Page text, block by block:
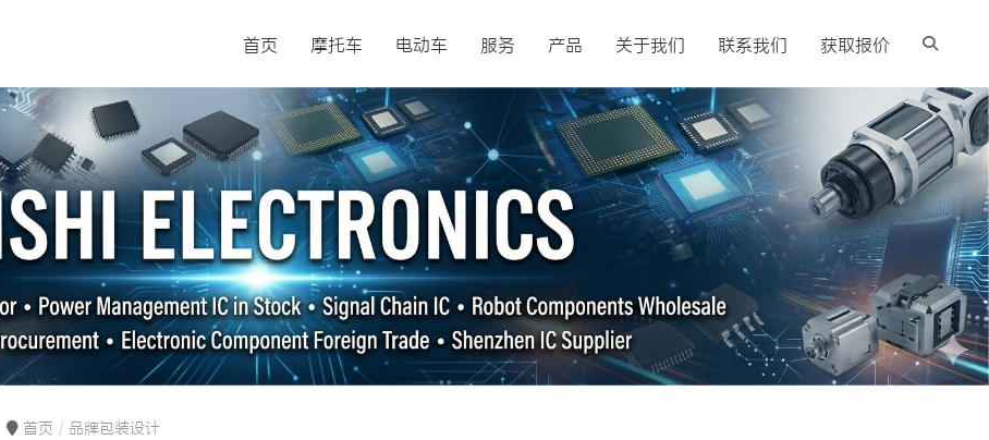
首页 摩托车 电动车 服务 产品 关于我们 联系我们 获取报价
首页 品牌包装设计